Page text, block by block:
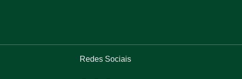
Redes Sociais